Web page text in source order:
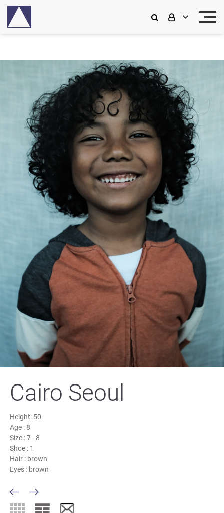
Cairo Seoul
Height: 50
Age : 8
Size :7 - 8
Shoe : 1
Hair : brown
Eyes : brown